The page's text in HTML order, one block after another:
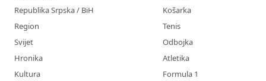
Republika Srpska / BiH
Region
Svijet
Hronika
Kultura
Košarka
Tenis
Odbojka
Atletika
Formula 1